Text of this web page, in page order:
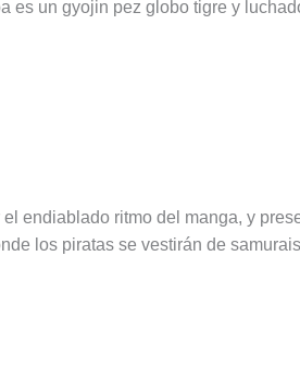
es un gyojin pez globo tigre y
endiablado ritmo del manga, y
los piratas se vestirán de samurais